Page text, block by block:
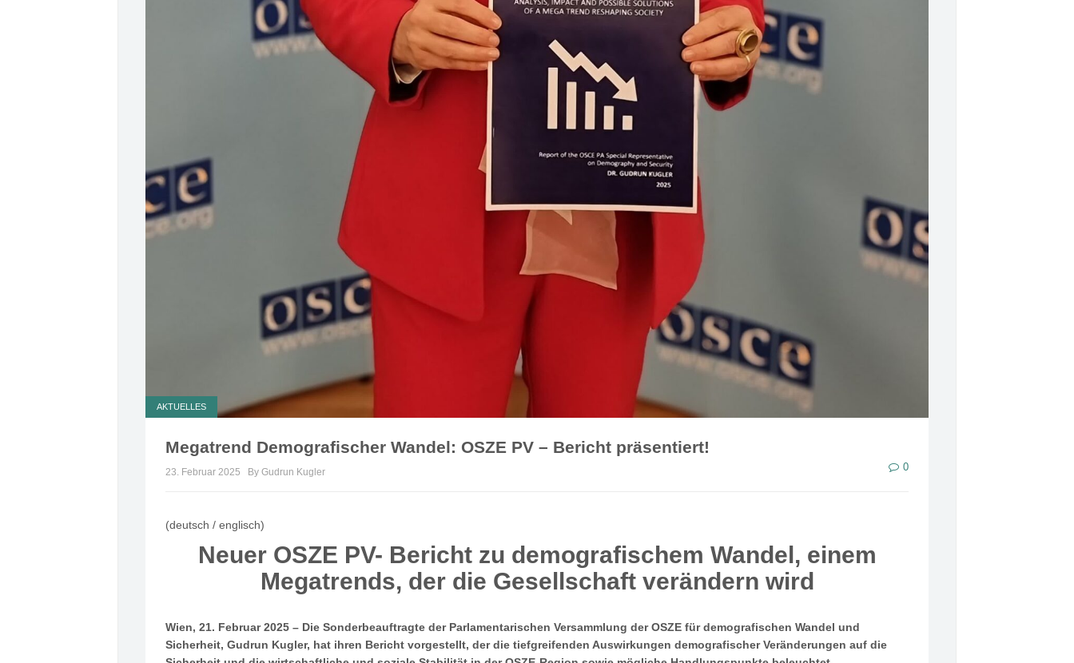
AKTUELLES
Megatrend Demografischer Wandel: OSZE PV – Bericht präsentiert!
23. Februar 2025 By Gudrun Kugler 0
(deutsch / englisch)
Neuer OSZE PV- Bericht zu demografischem Wandel, einem
Megatrends, der die Gesellschaft verändern wird
Wien, 21. Februar 2025 – Die Sonderbeauftragte der Parlamentarischen Versammlung der OSZE für demografischen Wandel und
Sicherheit, Gudrun Kugler, hat ihren Bericht vorgestellt, der die tiefgreifenden Auswirkungen demografischer Veränderungen auf die